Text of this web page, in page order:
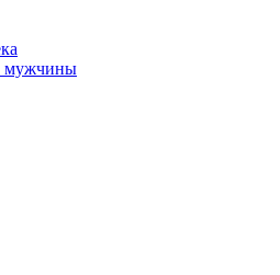
мужчины